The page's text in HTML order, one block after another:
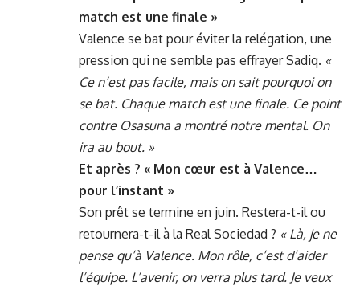
match est une finale »
Valence se bat pour éviter la relégation, une
pression qui ne semble pas effrayer Sadiq. «
Ce n’est pas facile, mais on sait pourquoi on
se bat. Chaque match est une finale. Ce point
contre Osasuna a montré notre mental. On
ira au bout. »
Et après ? « Mon cœur est à Valence…
pour l’instant »
Son prêt se termine en juin. Restera-t-il ou
retournera-t-il à la Real Sociedad ? « Là, je ne
pense qu’à Valence. Mon rôle, c’est d’aider
l’équipe. L’avenir, on verra plus tard. Je veux